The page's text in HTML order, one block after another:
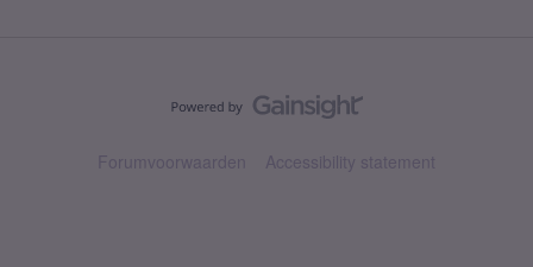
Forumvoorwaarden Accessibility statement